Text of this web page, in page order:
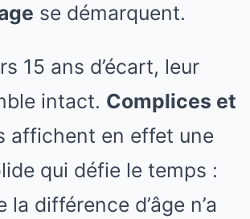
se démarquent.
15 ans d’écart, leur
intact. Complices et
affichent en effet une
qui défie le temps :
la différence d’âge n’a